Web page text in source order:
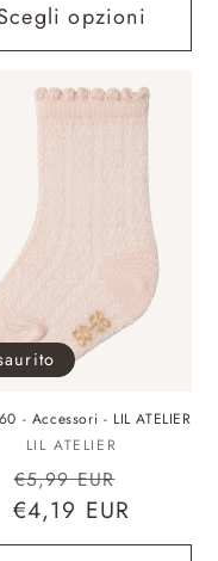
opzioni
- Accessori - LIL ATELIER
Fornitore:
LIL ATELIER
Prezzo
di
listino
€5,99 EUR
€4,19 EUR